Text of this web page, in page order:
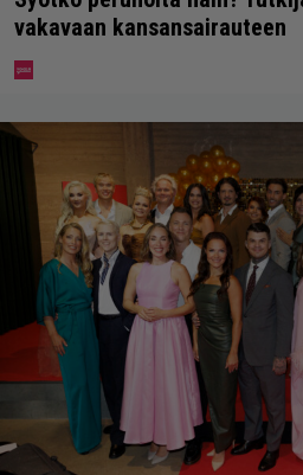
vakavaan kansansairauteen